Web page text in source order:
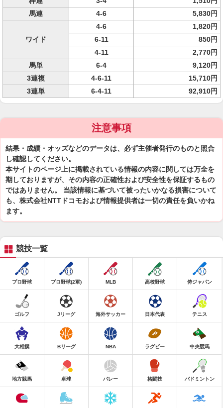
馬連
4-6 5,830円
ワイド
4-6
1,820円
6-11
850円
4-11
2,770円
馬単
6-4
9,120円
3連複
4-6-11
15,710円
3連単
6-4-11 92,910円
注意事項
結果・成績・オッズなどのデータは、必ず主催者発行のものと照合
し確認してください。
本サイトのページ上に掲載されている情報の内容に関しては万全を
期しておりますが、その内容の正確性および安全性を保証するもの
ではありません。 当該情報に基づいて被ったいかなる損害について
も、株式会社NTTドコモおよび情報提供者は一切の責任を負いかね
ます。
競技一覧
プロ野球 プロ野球(2軍) MLB 高校野球 侍ジャパン
ゴルフ Jリーグ 海外サッカー 日本代表 テニス
大相撲 Bリーグ NBA ラグビー 中央競馬
地方競馬 卓球 バレー 格闘技 バドミントン